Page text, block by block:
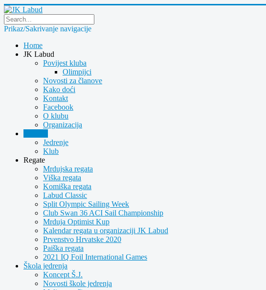
Prikaz/Sakrivanje navigacije
Home
JK Labud
Povijest kluba
Olimpijci
Novosti za članove
Kako doći
Kontakt
Facebook
O klubu
Organizacija
Jedrenje
Klub
Regate
Mrdujska regata
Viška regata
Komiška regata
Labud Classic
Split Olympic Sailing Week
Club Swan 36 ACI Sail Championship
Mrduja Optimist Kup
Kalendar regata u organizaciji JK Labud
Prvenstvo Hrvatske 2020
Paiška regata
2021 IQ Foil International Games
Škola jedrenja
Koncept Š.J.
Novosti škole jedrenja